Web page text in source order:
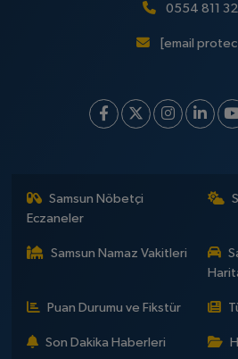
0554 811
[email
Samsun Nöbetçi
Eczaneler
Samsun Namaz Vakitleri
Puan Durumu ve Fikstür
Son Dakika Haberleri